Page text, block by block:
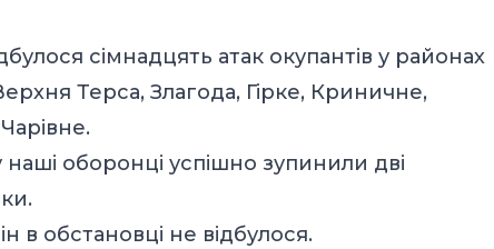
сімнадцять атак окупантів у районах
Терса, Злагода, Гірке, Криничне,
оборонці успішно зупинили дві
в обстановці не відбулося.